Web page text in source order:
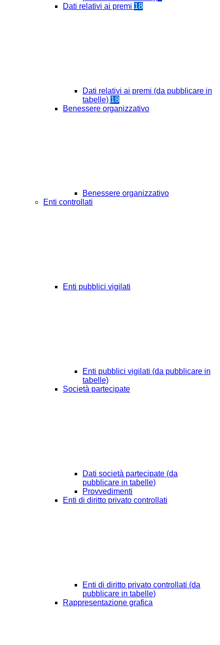
Dati relativi ai premi 18
Dati relativi ai premi (da pubblicare in
tabelle) 18
Benessere organizzativo
Benessere organizzativo
Enti controllati
Enti pubblici vigilati
Enti pubblici vigilati (da pubblicare in
tabelle)
Società partecipate
Dati società partecipate (da
pubblicare in tabelle)
Provvedimenti
Enti di diritto privato controllati
Enti di diritto privato controllati (da
pubblicare in tabelle)
Rappresentazione grafica